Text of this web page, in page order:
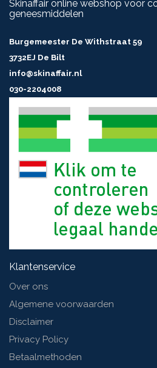
Skinaffair online webshop voor
geneesmiddelen
Burgemeester De Withstraat 59
3732EJ De Bilt
info@skinaffair.nl
030-2204008
Klantenservice
Over ons
Algemene voorwaarden
Disclaimer
Privacy Policy
Betaalmethoden